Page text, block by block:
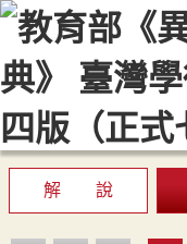
::: 最新消息 常見
顯示模式
解 說